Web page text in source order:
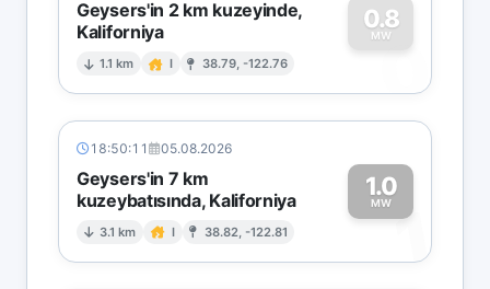
Geysers'in 2 km kuzeyinde,
Kaliforniya
1.1 km I 38.79, -122.76
0.8
MW
0
18:50:11 05.08.2026
Geysers'in 7 km
kuzeybatısında, Kaliforniya
3.1 km I 38.82, -122.81
1.0
MW1